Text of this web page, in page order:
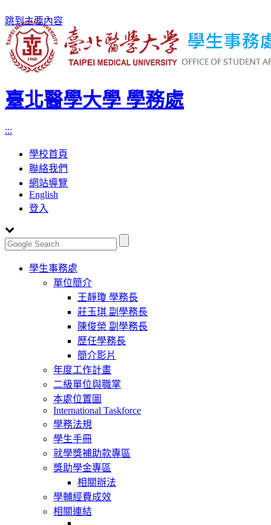
跳到主要內容
臺北醫學大學 學務處
:::
學校首頁
聯絡我們
網站導覽
English
登入
Toggle
navigation
學生事務處
單位簡介
王靜瓊 學務長
莊玉琪 副學務長
陳俊榮 副學務長
歷任學務長
簡介影片
年度工作計畫
二級單位與職掌
本處位置圖
International Taskforce
學務法規
學生手冊
就學獎補助款專區
獎助學金專區
相關辦法
學輔經費成效
相關連結